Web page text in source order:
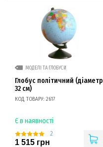
МОДЕЛІ ТА ГЛОБУСИ
Глобус політичний (діаметр
32 см)
КОД ТОВАРУ: 2617
Є в наявності
2
1 515 грн